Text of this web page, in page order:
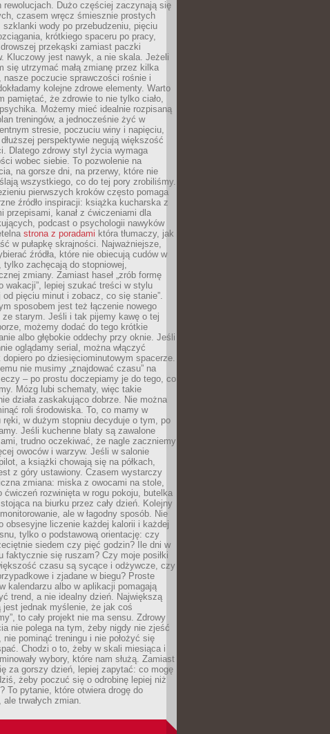
rewolucjach. Dużo częściej zaczynają się
czasem wręcz śmiesznie prostych
szklanki wody po przebudzeniu, pięciu
krótkiego spaceru po pracy,
przekąski zamiast paczki
Kluczowy jest nawyk, a nie skala. Jeżeli
się utrzymać małą zmianę przez kilka
nasze poczucie sprawczości rośnie i
kolejne zdrowe elementy. Warto
pamiętać, że zdrowie to nie tylko ciało,
Możemy mieć idealnie rozpisaną
treningów, a jednocześnie żyć w
stresie, poczuciu winy i napięciu,
perspektywie negują większość
Dlatego zdrowy styl życia wymaga
wobec siebie. To pozwolenie na
na gorsze dni, na przerwy, które nie
wszystkiego, co do tej pory zrobiliśmy.
pierwszych kroków często pomaga
źródło inspiracji: książka kucharska z
przepisami, kanał z ćwiczeniami dla
podcast o psychologii nawyków
strona z poradami która tłumaczy, jak
w pułapkę skrajności. Najważniejsze,
źródła, które nie obiecują cudów w
tylko zachęcają do stopniowej,
zmiany. Zamiast haseł „zrób formę
wakacji”, lepiej szukać treści w stylu
od pięciu minut i zobacz, co się stanie”.
sposobem jest też łączenie nowego
ze starym. Jeśli i tak pijemy kawę o tej
możemy dodać do tego krótkie
albo głębokie oddechy przy oknie. Jeśli
oglądamy serial, można włączyć
dopiero po dziesięciominutowym spacerze.
nie musimy „znajdować czasu” na
– po prostu doczepiamy je do tego, co
Mózg lubi schematy, więc takie
działa zaskakująco dobrze. Nie można
roli środowiska. To, co mamy w
ręki, w dużym stopniu decyduje o tym, po
Jeśli kuchenne blaty są zawalone
trudno oczekiwać, że nagle zaczniemy
owoców i warzyw. Jeśli w salonie
a książki chowają się na półkach,
z góry ustawiony. Czasem wystarczy
zmiana: miska z owocami na stole,
ćwiczeń rozwinięta w rogu pokoju, butelka
na biurku przez cały dzień. Kolejny
ale w łagodny sposób. Nie
obsesyjne liczenie każdej kalorii i każdej
tylko o podstawową orientację: czy
siedem czy pięć godzin? Ile dni w
faktycznie się ruszam? Czy moje posiłki
czasu są sycące i odżywcze, czy
i zjadane w biegu? Proste
kalendarzu albo w aplikacji pomagają
trend, a nie idealny dzień. Największą
jest jednak myślenie, że jak coś
to cały projekt nie ma sensu. Zdrowy
nie polega na tym, żeby nigdy nie zjeść
nie pominąć treningu i nie położyć się
Chodzi o to, żeby w skali miesiąca i
wybory, które nam służą. Zamiast
za gorszy dzień, lepiej zapytać: co mogę
żeby poczuć się o odrobinę lepiej niż
To pytanie, które otwiera drogę do
ale trwałych zmian.